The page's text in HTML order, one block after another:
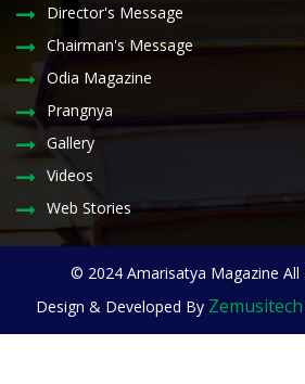
Director's Message
Chairman's Message
Odia Magazine
Prangnya
Gallery
Videos
Web Stories
© 2024 Amarisatya Magazine All
Design & Developed By